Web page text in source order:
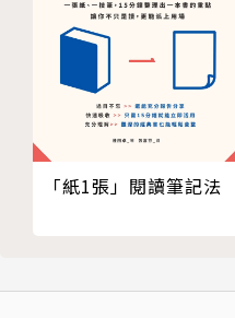
「紙1張」閱讀筆記法